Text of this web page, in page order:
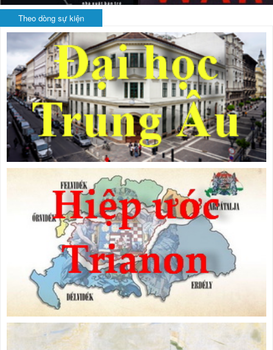
Theo dòng sự kiện